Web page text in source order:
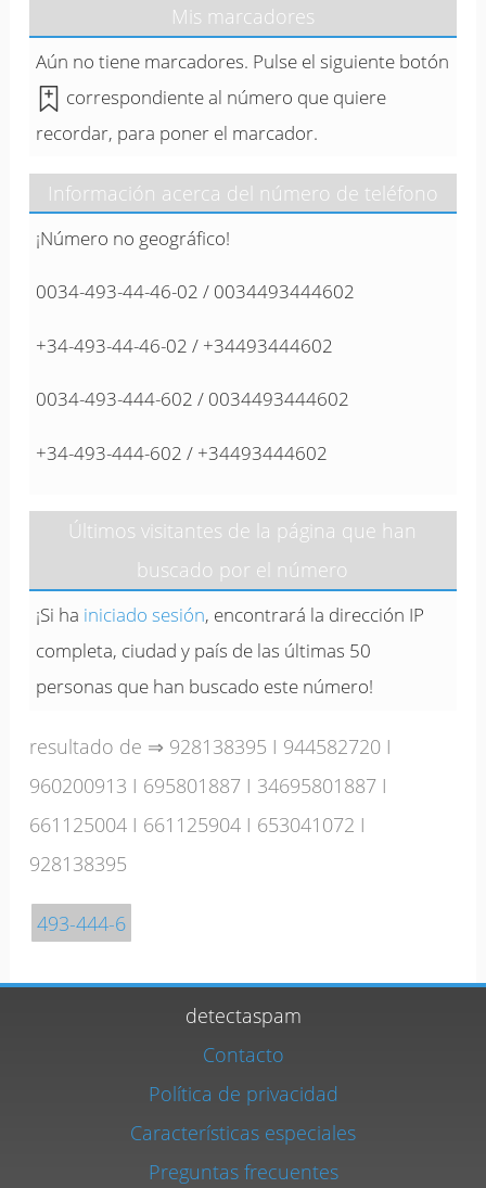
Mis marcadores
Aún no tiene marcadores. Pulse el siguiente botón
correspondiente al número que quiere
recordar, para poner el marcador.
Información acerca del número de teléfono
¡Número no geográfico!
0034-493-44-46-02 / 0034493444602
+34-493-44-46-02 / +34493444602
0034-493-444-602 / 0034493444602
+34-493-444-602 / +34493444602
Últimos visitantes de la página que han
buscado por el número
¡Si ha iniciado sesión, encontrará la dirección IP
completa, ciudad y país de las últimas 50
personas que han buscado este número!
resultado de ⇒ 928138395 I 944582720 I
960200913 I 695801887 I 34695801887 I
661125004 I 661125904 I 653041072 I
928138395
493-444-6
detectaspam
Contacto
Política de privacidad
Características especiales
Preguntas frecuentes